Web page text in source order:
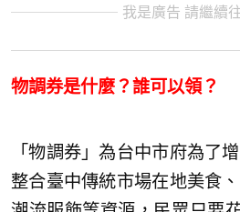
我是廣告 請繼續
物調券是什麼？誰可以領？
「物調券」為台中市府為了
整合臺中傳統市場在地美食